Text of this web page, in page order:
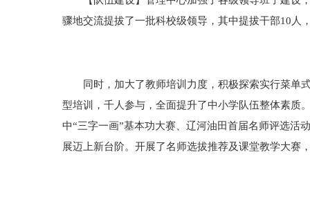
骤地交流提拔了一批科校级领导，其中提拔干部10人
同时，加大了教师培训力度，积极探索实行菜单式
型培训，千人参与，全面提升了中小学队伍整体素质
中“三字一画”基本功大赛、辽河油田首届名师评选活
展迈上新台阶。开展了名师选拔推荐及课堂教学大赛